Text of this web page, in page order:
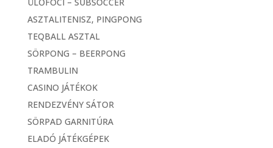
ASZTALITENISZ, PINGPONG
TEQBALL ASZTAL
SÖRPONG – BEERPONG
TRAMBULIN
CASINO JÁTÉKOK
RENDEZVÉNY SÁTOR
SÖRPAD GARNITÚRA
ELADÓ JÁTÉKGÉPEK